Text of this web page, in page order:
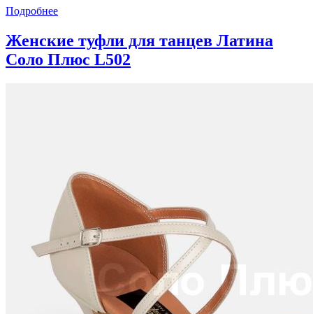
Подробнее
Женские туфли для танцев Латина
Соло Плюс L502